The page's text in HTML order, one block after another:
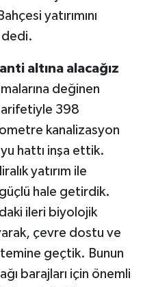
yatırımını
dedi.
altına alacağız
değinen
398
kanalizasyon
hattı inşa ettik.
yatırım ile
güçlü hale getirdik.
ileri biyolojik
çevre dostu ve
geçtik. Bunun
barajları için önemli